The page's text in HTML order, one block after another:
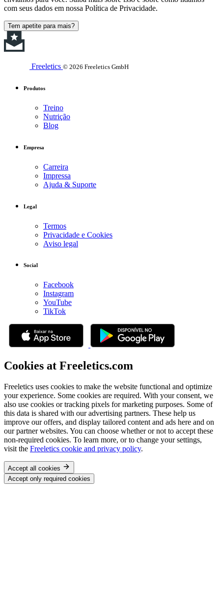
com seus dados em nossa Política de Privacidade.
Tem apetite para mais?
Freeletics © 2026 Freeletics GmbH
Produtos
Treino
Nutrição
Blog
Empresa
Carreira
Impressa
Ajuda & Suporte
Legal
Termos
Privacidade e Cookies
Aviso legal
Social
Facebook
Instagram
YouTube
TikTok
Cookies at Freeletics.com
Freeletics uses cookies to make the website functional and optimize
your experience. Some cookies are required. With your consent, we
also use cookies or tracking pixels for marketing purposes. Some of
this data is shared with our advertising partners. These help us
improve our offers, and display tailored content and ads here and on
our partner websites. You can choose whether or not to accept these
non-required cookies. To learn more, or to change your settings,
visit the Freeletics cookie and privacy policy.
Accept all cookies
Accept only required cookies